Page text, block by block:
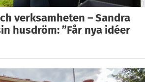
verksamheten – Sandra
husdröm: ”Får nya idéer